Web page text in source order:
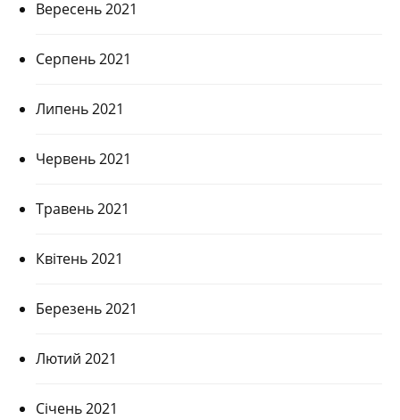
Вересень 2021
Серпень 2021
Липень 2021
Червень 2021
Травень 2021
Квітень 2021
Березень 2021
Лютий 2021
Січень 2021